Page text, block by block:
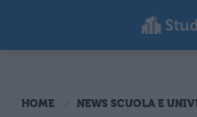
HOME NEWS SCUOLA E